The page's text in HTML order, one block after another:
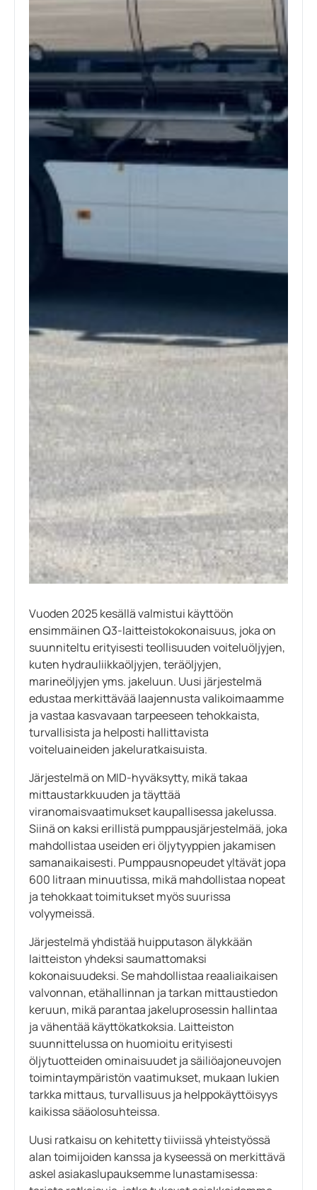
Vuoden 2025 kesällä valmistui käyttöön
ensimmäinen Q3-laitteistokokonaisuus, joka on
suunniteltu erityisesti teollisuuden voiteluöljyjen,
kuten hydrauliikkaöljyjen, teräöljyjen,
marineöljyjen yms. jakeluun. Uusi järjestelmä
edustaa merkittävää laajennusta valikoimaamme
ja vastaa kasvavaan tarpeeseen tehokkaista,
turvallisista ja helposti hallittavista
voiteluaineiden jakeluratkaisuista.
Järjestelmä on MID-hyväksytty, mikä takaa
mittaustarkkuuden ja täyttää
viranomaisvaatimukset kaupallisessa jakelussa.
Siinä on kaksi erillistä pumppausjärjestelmää, joka
mahdollistaa useiden eri öljytyyppien jakamisen
samanaikaisesti. Pumppausnopeudet yltävät jopa
600 litraan minuutissa, mikä mahdollistaa nopeat
ja tehokkaat toimitukset myös suurissa
volyymeissä.
Järjestelmä yhdistää huipputason älykkään
laitteiston yhdeksi saumattomaksi
kokonaisuudeksi. Se mahdollistaa reaaliaikaisen
valvonnan, etähallinnan ja tarkan mittaustiedon
keruun, mikä parantaa jakeluprosessin hallintaa
ja vähentää käyttökatkoksia. Laitteiston
suunnittelussa on huomioitu erityisesti
öljytuotteiden ominaisuudet ja säiliöajoneuvojen
toimintaympäristön vaatimukset, mukaan lukien
tarkka mittaus, turvallisuus ja helppokäyttöisyys
kaikissa sääolosuhteissa.
Uusi ratkaisu on kehitetty tiiviissä yhteistyössä
alan toimijoiden kanssa ja kyseessä on merkittävä
askel asiakaslupauksemme lunastamisessa: